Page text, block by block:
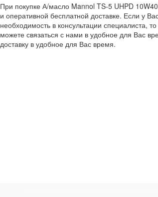
При покупке А/масло Mannol TS-5 UHPD
и оперативной бесплатной доставке. Если у
необходимость в консультации специалиста,
можете связаться с нами в удобное для Вас
доставку в удобное для Вас время.